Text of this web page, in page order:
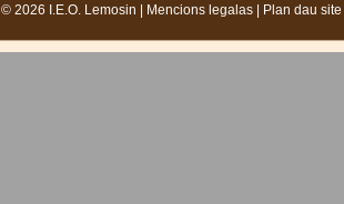
© 2026 I.E.O. Lemosin | Mencions legalas| Plan dau site